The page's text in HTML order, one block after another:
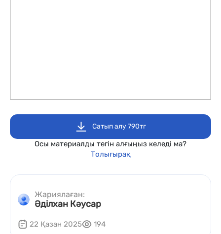
Сатып алу 790тг
Осы материалды тегін алғыңыз келеді ма?
Толығырақ
Жариялаған:
Әділхан Кәусар
22 Қазан 2025 194